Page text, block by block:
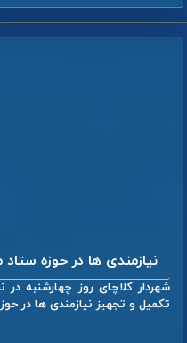
نیازمندی ها در حوزه
شهردار کلاچای روز چهارشنبه
تکمیل و تجهیز نیازمندی ها در